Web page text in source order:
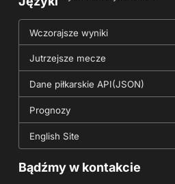
Wczorajsze wyniki
Jutrzejsze mecze
Dane piłkarskie API(JSON)
Prognozy
English Site
Bądźmy w kontakcie